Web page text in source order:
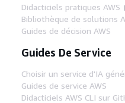
Didacticiels pratiques AWS
Bibliothèque de solutions
Guides de décision AWS
Guides De Service
Choisir un service d'IA
Guides de service AWS
Didacticiels AWS CLI sur